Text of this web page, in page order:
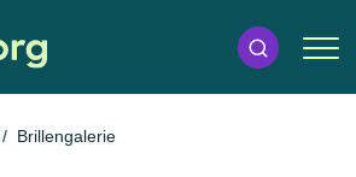
Brillengalerie